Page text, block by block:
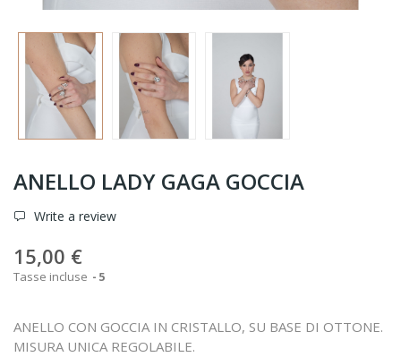
ANELLO LADY GAGA GOCCIA
Write a review
15,00 €
Tasse incluse 5
ANELLO CON GOCCIA IN CRISTALLO, SU BASE DI OTTONE.
MISURA UNICA REGOLABILE.